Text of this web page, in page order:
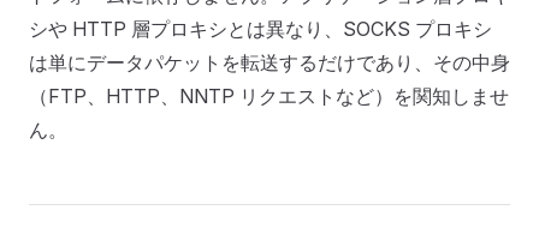
シや HTTP 層プロキシとは異なり、SOCKS プロキシ
は単にデータパケットを転送するだけであり、その中身
（FTP、HTTP、NNTP リクエストなど）を関知しませ
ん。